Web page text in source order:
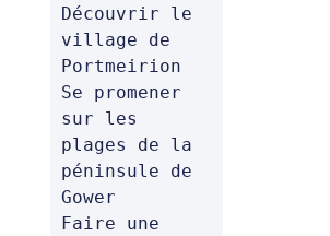
Découvrir le
village de
Portmeirion
Se promener
sur les
plages de la
péninsule de
Gower
Faire une